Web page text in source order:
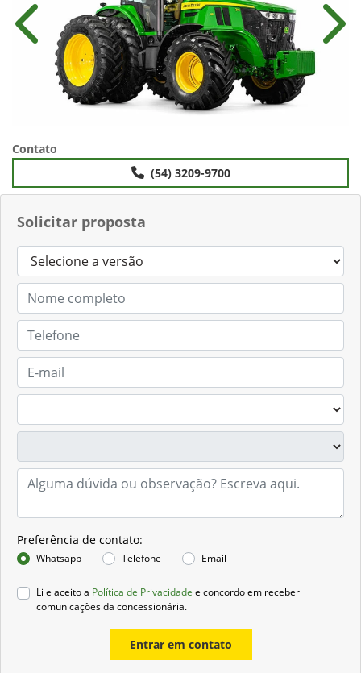
Solicitar proposta
Preferência de contato:
Whatsapp Telefone Email
Li e aceito a Política de Privacidade e concordo em receber
comunicações da concessionária.
Entrar em contato
Anterior
Contato
(54) 3209-9700